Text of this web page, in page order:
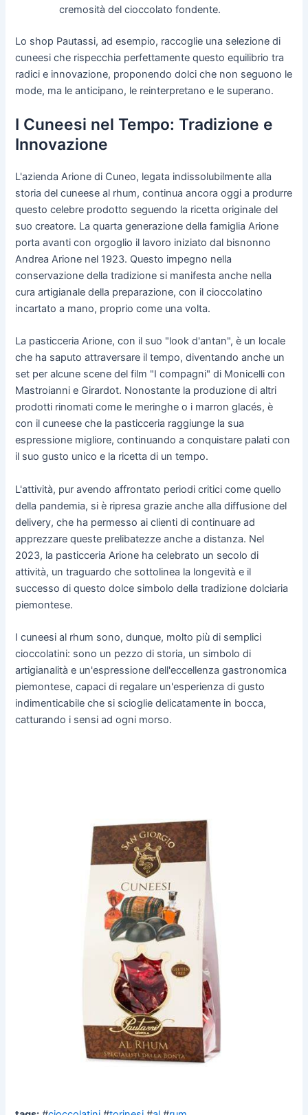
cremosità del cioccolato fondente.
Lo shop Pautassi, ad esempio, raccoglie una selezione di
cuneesi che rispecchia perfettamente questo equilibrio tra
radici e innovazione, proponendo dolci che non seguono le
mode, ma le anticipano, le reinterpretano e le superano.
I Cuneesi nel Tempo: Tradizione e
Innovazione
L'azienda Arione di Cuneo, legata indissolubilmente alla
storia del cuneese al rhum, continua ancora oggi a produrre
questo celebre prodotto seguendo la ricetta originale del
suo creatore. La quarta generazione della famiglia Arione
porta avanti con orgoglio il lavoro iniziato dal bisnonno
Andrea Arione nel 1923. Questo impegno nella
conservazione della tradizione si manifesta anche nella
cura artigianale della preparazione, con il cioccolatino
incartato a mano, proprio come una volta.
La pasticceria Arione, con il suo "look d'antan", è un locale
che ha saputo attraversare il tempo, diventando anche un
set per alcune scene del film "I compagni" di Monicelli con
Mastroianni e Girardot. Nonostante la produzione di altri
prodotti rinomati come le meringhe o i marron glacés, è
con il cuneese che la pasticceria raggiunge la sua
espressione migliore, continuando a conquistare palati con
il suo gusto unico e la ricetta di un tempo.
L'attività, pur avendo affrontato periodi critici come quello
della pandemia, si è ripresa grazie anche alla diffusione del
delivery, che ha permesso ai clienti di continuare ad
apprezzare queste prelibatezze anche a distanza. Nel
2023, la pasticceria Arione ha celebrato un secolo di
attività, un traguardo che sottolinea la longevità e il
successo di questo dolce simbolo della tradizione dolciaria
piemontese.
I cuneesi al rhum sono, dunque, molto più di semplici
cioccolatini: sono un pezzo di storia, un simbolo di
artigianalità e un'espressione dell'eccellenza gastronomica
piemontese, capaci di regalare un'esperienza di gusto
indimenticabile che si scioglie delicatamente in bocca,
catturando i sensi ad ogni morso.